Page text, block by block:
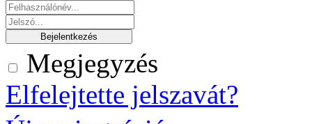
Megjegyzés
Elfelejtette jelszavát?